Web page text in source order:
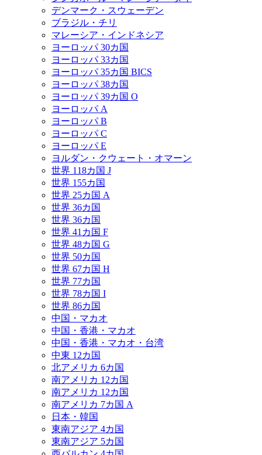
デンマーク・スウェーデン
ブラジル・チリ
マレーシア・インドネシア
ヨーロッパ 30カ国
ヨーロッパ 33カ国
ヨーロッパ 35カ国 BICS
ヨーロッパ 38カ国
ヨーロッパ 39カ国 O
ヨーロッパ A
ヨーロッパ B
ヨーロッパ C
ヨーロッパ E
ヨルダン・クウェート・オマーン
世界 118カ国 J
世界 155カ国
世界 25カ国 A
世界 36カ国
世界 36カ国
世界 41カ国 F
世界 48カ国 G
世界 50カ国
世界 67カ国 H
世界 77カ国
世界 78カ国 I
世界 86カ国
中国・マカオ
中国・香港・マカオ
中国・香港・マカオ・台湾
中東 12カ国
北アメリカ 6カ国
南アメリカ 12カ国
南アメリカ 12カ国
南アメリカ 7カ国 A
日本・韓国
東南アジア 4カ国
東南アジア 5カ国